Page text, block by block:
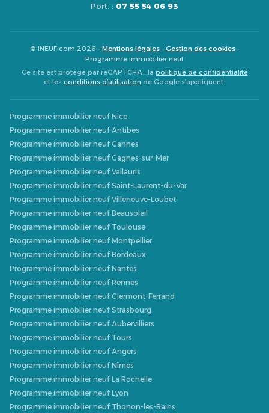
Port. : 07 55 54 06 93
© INEUF.com 2026 –Mentions légales–Gestion des cookies–
Programme immobilier neuf
Ce site est protégé par reCAPTCHA : la politique de confidentialité
et les conditions d’utilisation de Google s’appliquent.
Programme immobilier neuf Nice
Programme immobilier neuf Antibes
Programme immobilier neuf Cannes
Programme immobilier neuf Cagnes-sur-Mer
Programme immobilier neuf Vallauris
Programme immobilier neuf Saint-Laurent-du-Var
Programme immobilier neuf Villeneuve-Loubet
Programme immobilier neuf Beausoleil
Programme immobilier neuf Toulouse
Programme immobilier neuf Montpellier
Programme immobilier neuf Bordeaux
Programme immobilier neuf Nantes
Programme immobilier neuf Rennes
Programme immobilier neuf Clermont-Ferrand
Programme immobilier neuf Strasbourg
Programme immobilier neuf Aubervilliers
Programme immobilier neuf Tours
Programme immobilier neuf Angers
Programme immobilier neuf Nîmes
Programme immobilier neuf La Rochelle
Programme immobilier neuf Lyon
Programme immobilier neuf Thonon-les-Bains